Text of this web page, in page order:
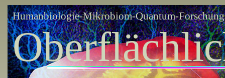
Humanbiologie-Mikrobiom-Quantum-